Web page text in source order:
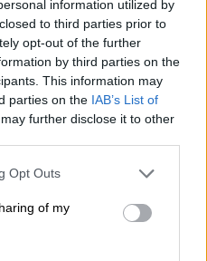
information utilized by
to third parties prior to
opt-out of the further
by third parties on the
This information may
parties on the IAB’s List of
further disclose it to other
Opt Outs
of my
Rosado y Gabinete
votados
Beltrán
Medio: